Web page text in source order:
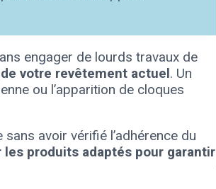
engager de lourds travaux de
votre revêtement actuel. Un
ou l’apparition de cloques
avoir vérifié l’adhérence du
les produits adaptés pour garantir